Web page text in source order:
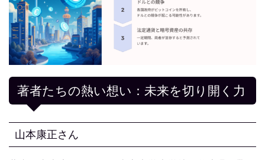
著者たちの熱い想い：未来を切り開く力
山本康正さん